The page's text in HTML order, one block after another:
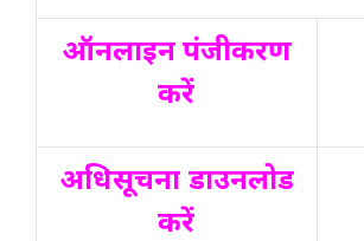
ऑनलाइन पंजीकरण
करें
अधिसूचना डाउनलोड
करें